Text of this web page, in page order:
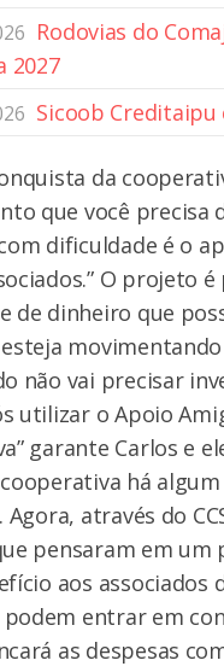
Rodovias do
2027
Sicoob
da
que você precisa
dificuldade é o
O projeto
de dinheiro que
não vai precisar
utilizar o Apoio
garante Carlos e
há
Agora, através do
pensaram em
aos associados
entrar em
as despesas